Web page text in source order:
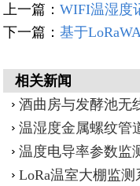
上一篇：WIFI温湿度
下一篇：基于
相关新闻
酒曲房与发酵池无
温湿度金属螺纹管
温度电导率参数监
LoRa温室大棚监